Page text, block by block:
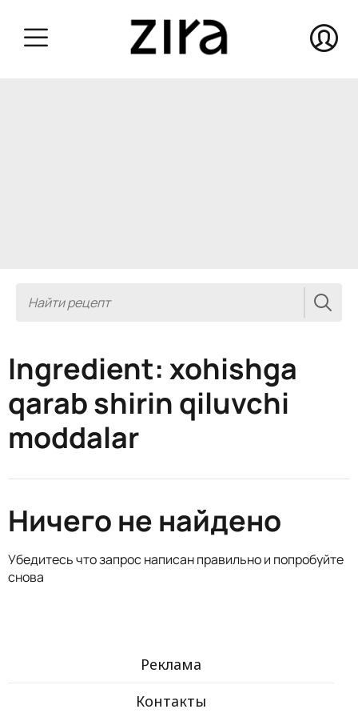
Ingredient: xohishga
qarab shirin qiluvchi
moddalar
Ничего не найдено
Убедитесь что запрос написан правильно и попробуйте
снова
Реклама
Контакты